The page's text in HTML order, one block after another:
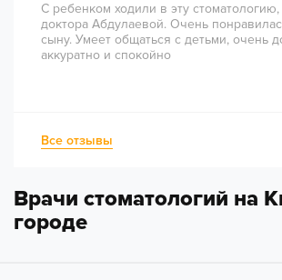
С ребенком ходили в эту
доктора Абдулаевой. Очень
сыну. Умеет общаться с детьми, очень
аккуратно и спокойно
Все отзывы
Врачи стоматологий на
городе